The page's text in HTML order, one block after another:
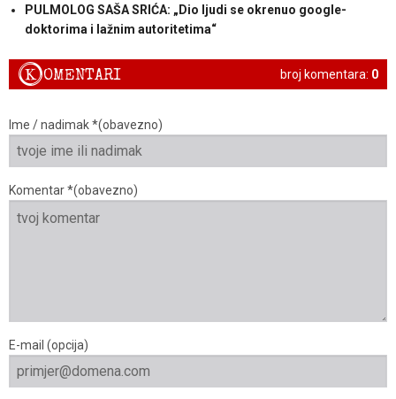
PULMOLOG SAŠA SRIĆA: „Dio ljudi se okrenuo google-
doktorima i lažnim autoritetima“
broj komentara: 0
KOMENTARI
Ime / nadimak *(obavezno)
Komentar *(obavezno)
E-mail (opcija)